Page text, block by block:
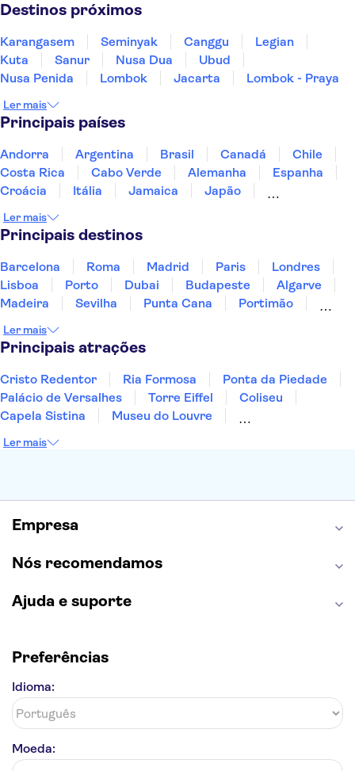
Destinos próximos
Karangasem Seminyak Canggu
Legian
Kuta
Sanur Nusa Dua
Ubud
Nusa Penida
Lombok Jacarta Lombok - Praya
Ler mais
Principais países
Andorra Argentina Brasil Canadá
Chile
Costa Rica
Cabo Verde Alemanha
Espanha
Croácia
Itália Jamaica
Japão
Portugal
Singapura
Ler mais
Principais destinos
Barcelona Roma Madrid Paris
Londres
Lisboa
Porto Dubai Budapeste
Algarve
Madeira
Sevilha Punta Cana
Portimão
Sesimbra
Ler mais
Principais atrações
Cristo Redentor Ria Formosa
Ponta da Piedade
Palácio de Versalhes
Torre Eiffel
Coliseu
Capela Sistina
Museu do Louvre
Torre de Belém
Ler mais
Empresa
Nós recomendamos
Ajuda e suporte
Preferências
Idioma:
Moeda: